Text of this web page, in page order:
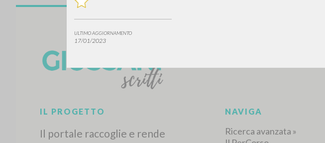
ULTIMO AGGIORNAMENTO
17/01/2023
Visualizza
TIPOLOGIA OPERA